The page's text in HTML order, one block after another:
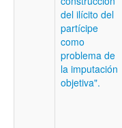
del ilícito del
partícipe
como
problema de
la imputación
objetiva".